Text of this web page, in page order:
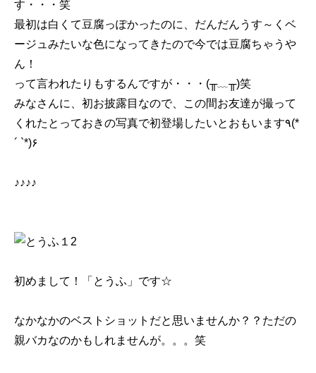
す・・・笑
最初は白くて豆腐っぽかったのに、だんだんうす～くベ
ージュみたいな色になってきたので今では豆腐ちゃうや
ん！
って言われたりもするんですが・・・(╥﹏╥)笑
みなさんに、初お披露目なので、この間お友達が撮って
くれたとっておきの写真で初登場したいとおもいます٩(*
´ `*)۶
♪♪♪♪
初めまして！「とうふ」です☆
なかなかのベストショットだと思いませんか？？ただの
親バカなのかもしれませんが。。。笑